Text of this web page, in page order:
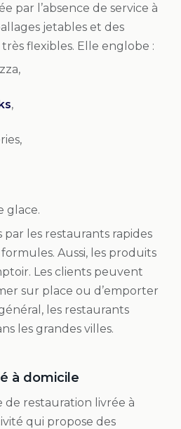
par l’absence de service à
jetables et des
flexibles. Elle englobe :
,
glace.
par les restaurants rapides
Aussi, les produits
Les clients peuvent
sur place ou d’emporter
les restaurants
les grandes villes.
à domicile
de restauration livrée à
qui propose des